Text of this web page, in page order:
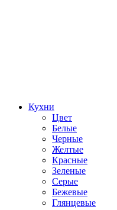
Кухни
Цвет
Белые
Черные
Желтые
Красные
Зеленые
Серые
Бежевые
Глянцевые